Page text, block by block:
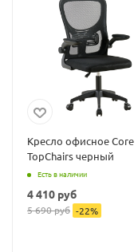
Кресло офисное Core
TopChairs черный
Есть в наличии
4 410 руб
5 690руб -22%